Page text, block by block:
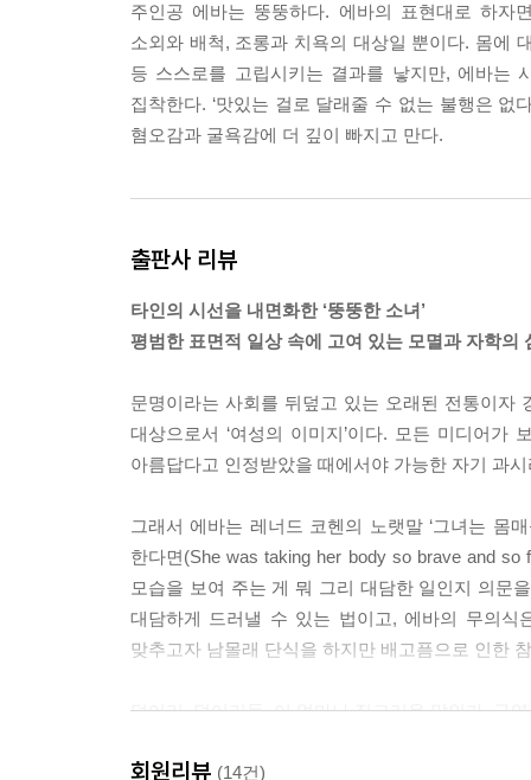
비곗살에 파묻혀 그녀는 보이지 않았다. 진짜 에
살아야 마땅했다.
이 지방층에 그녀는 갇혀 있었다. 실제의 에바인
고, 그토록 부끄러워하며 남몰래 먹는 거라면 무
모든 것을 하나도 남지 않을 때까지 말이다.
--- p.133~134
주인공 에바는 뚱뚱하다. 에바의 표현대로 하자
소외와 배척, 조롱과 치욕의 대상일 뿐이다. 몸에
등 스스로를 고립시키는 결과를 낳지만, 에바는
집착한다. ‘맛있는 걸로 달래줄 수 없는 불행은 없
혐오감과 굴욕감에 더 깊이 빠지고 만다.
출판사 리뷰
타인의 시선을 내면화한 ‘뚱뚱한 소녀’
평범한 표면적 일상 속에 고여 있는 모멸과 자학의
문명이라는 사회를 뒤덮고 있는 오래된 전통이자
대상으로서 ‘여성의 이미지’이다. 모든 미디어
아름답다고 인정받았을 때에서야 가능한 자기 과
그래서 에바는 레너드 코헨의 노랫말 ‘그녀는 몸
한다면(She was taking her body so brave and so
모습을 보여 주는 게 뭐 그리 대담한 일인지 의문
대담하게 드러낼 수 있는 법이고, 에바의 무의식
맞추고자 남몰래 단식을 하지만 배고픔으로 인한
덩어리, 덩어리들. 이 얼마나 징그러운 말인가. 구
누구에게 드러낼 수도 없는 자학과 자기혐오는
회원리뷰 (14건)